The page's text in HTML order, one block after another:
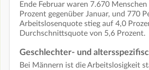
Ende Februar waren 7.670
Prozent gegenüber Januar, und 770
Arbeitslosenquote stieg auf 4,0
Durchschnittsquote von 5,6 Prozent.
Geschlechter- und
Bei Männern ist die Arbeitslosigkeit